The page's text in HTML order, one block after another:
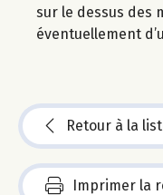
sur le dessus des
éventuellement
Retour à la
Imprimer la